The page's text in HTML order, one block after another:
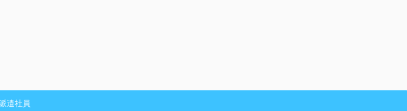
遣社員